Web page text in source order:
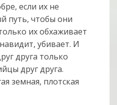
если их не
путь, чтобы они
их обхаживает
убивает. И
друга только
друг друга.
земная, плотская